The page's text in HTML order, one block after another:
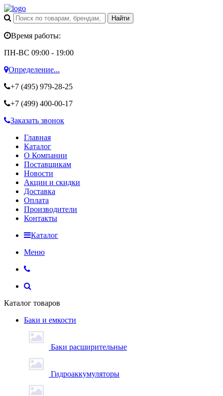
Время работы:
ПН-ВС 09:00 - 19:00
Определение...
+7 (495) 979-28-25
+7 (499) 400-00-17
Заказать звонок
Главная
Каталог
О Компании
Поставщикам
Новости
Акции и скидки
Доставка
Оплата
Производители
Контакты
Каталог
Меню
Каталог товаров
Баки и емкости
Баки расширительные
Гидроаккумуляторы